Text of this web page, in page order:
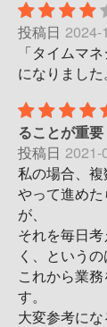
投稿日 2024-
「タイムマ
になりました。
ることが重要
投稿日 2021-
私の場合、
やって進め
が、
それを毎日
く、というの
これから業
す。
大変参考に